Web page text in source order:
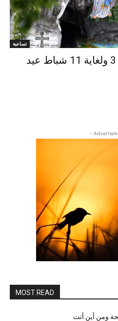
تساعية
تساعية سيدة لورد من 3 ولغاية 11 شباط عيد
MOST READ
ومن أين أتت